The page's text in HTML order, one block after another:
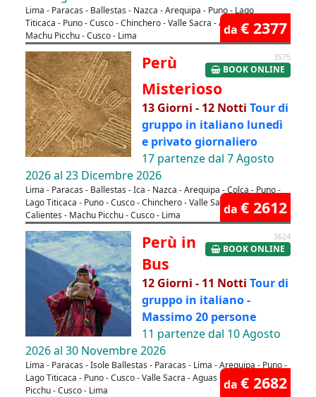
Lima - Paracas - Ballestas - Nazca - Arequipa - Puno - Lago
Titicaca - Puno - Cusco - Chinchero - Valle Sacra - Aguas Calientes -
Machu Picchu - Cusco - Lima
da € 2377
3575
BOOK ONLINE
Perù
Misterioso
13 Giorni - 12 Notti Tour di
gruppo in italiano lunedì
e privato giornaliero
17 partenze dal 7 Agosto
2026 al 23 Dicembre 2026
Lima - Paracas - Ballestas - Ica - Nazca - Arequipa - Colca - Puno -
Lago Titicaca - Puno - Cusco - Chinchero - Valle Sacra - Aguas
Calientes - Machu Picchu - Cusco - Lima
da € 2612
3624
BOOK ONLINE
Perù in
Bus
12 Giorni - 11 Notti Tour di
gruppo in italiano -
Massimo 20 persone
11 partenze dal 10 Agosto
2026 al 30 Novembre 2026
Lima - Paracas - Isole Ballestas - Paracas - Lima - Arequipa - Puno -
Lago Titicaca - Puno - Cusco - Valle Sacra - Aguas Calientes - Machu
Picchu - Cusco - Lima
da € 2682